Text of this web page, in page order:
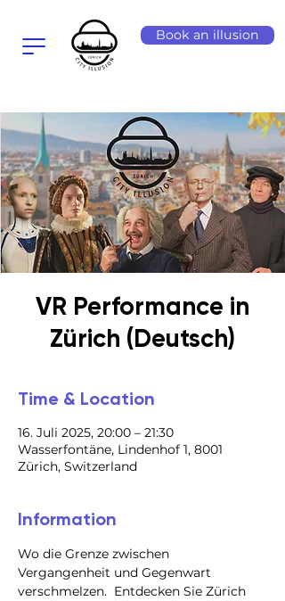
Book an illusion
VR Performance in
Zürich (Deutsch)
Time & Location
16. Juli 2025, 20:00 – 21:30
Wasserfontäne, Lindenhof 1, 8001
Zürich, Switzerland
Information
Wo die Grenze zwischen
Vergangenheit und Gegenwart
verschmelzen.  Entdecken Sie Zürich